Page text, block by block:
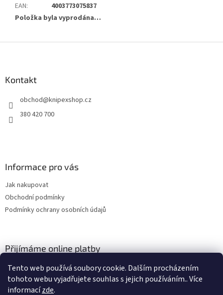
Tento web používá soubory cookie. Dalším procházením
tohoto webu vyjadřujete souhlas s jejich používáním.. Více
informacízde.
EAN:
4003773075837
Položka byla vyprodána…
Kontakt
obchod@knipexshop.cz
380 420 700
Informace pro vás
Jak nakupovat
Obchodní podmínky
Podmínky ochrany osobních údajů
Přijímáme online platby